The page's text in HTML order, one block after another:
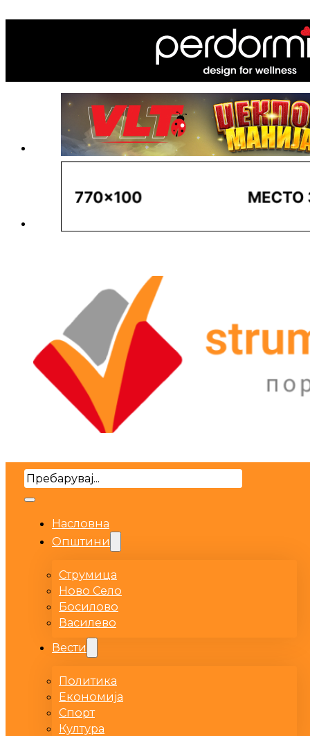
Search
Насловна
Општини
Струмица
Ново Село
Босилово
Василево
Вести
Политика
Економија
Спорт
Култура